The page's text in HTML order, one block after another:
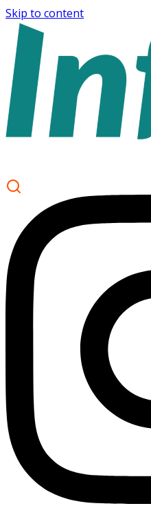
Skip to content